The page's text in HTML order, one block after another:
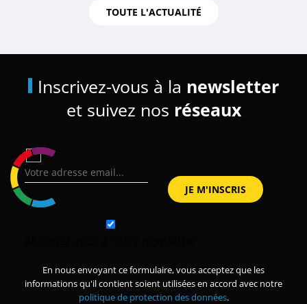
TOUTE L'ACTUALITÉ
Inscrivez-vous à la newsletter
et suivez nos réseaux
En nous envoyant ce formulaire, vous acceptez que les
informations qu'il contient soient utilisées en accord avec notre
politique de protection des données.